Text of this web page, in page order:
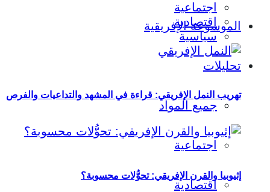
الموسوعة الإفريقية
تحليلات
جميع المواد
اجتماعية
اقتصادية
اجتماعية
اقتصادية
سياسية
تهريب النمل الإفريقي: قراءة في المشهد والتداعيات والفرص
إثيوبيا والقرن الإفريقي: تحوُّلات محسوبة؟